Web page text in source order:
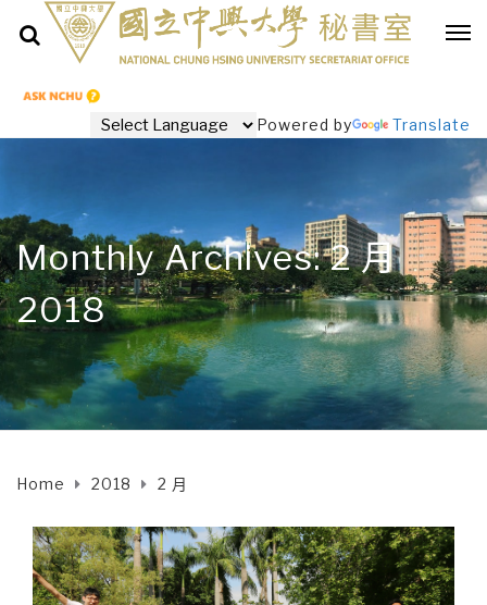
Powered by Translate
Monthly Archives: 2 月
2018
Home 2018 2 月